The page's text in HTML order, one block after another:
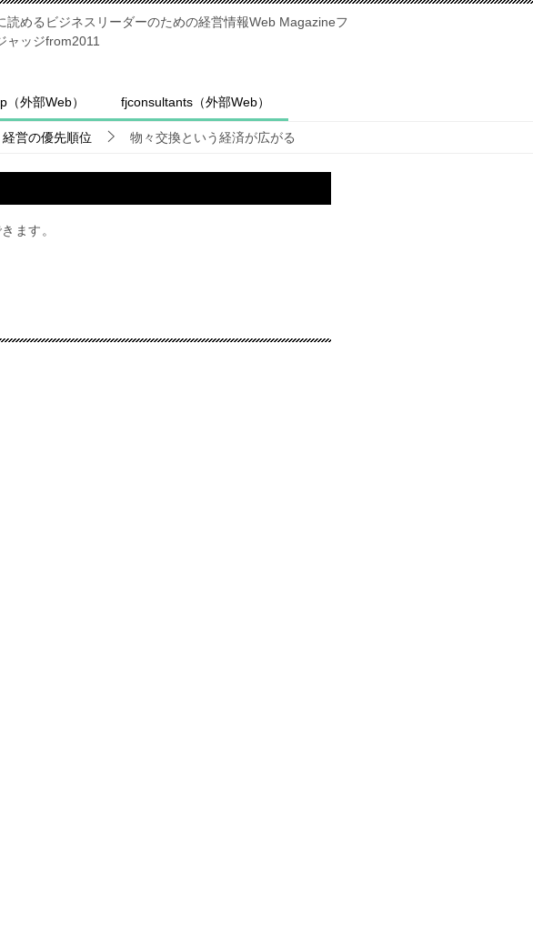
読めるビジネスリーダーのための経営情報Web Magazineフ
ャッジfrom2011
（外部Web） fjconsultants（外部Web）
経営の優先順位 物々交換という経済が広がる
ます。